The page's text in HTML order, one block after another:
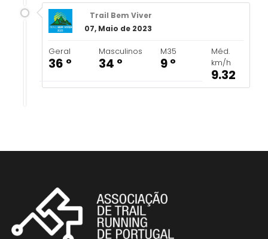
Trail Bem Viver
07, Maio de 2023
Geral
36 º
Masculinos
34 º
M35
9 º
Méd.
km/h
9.32